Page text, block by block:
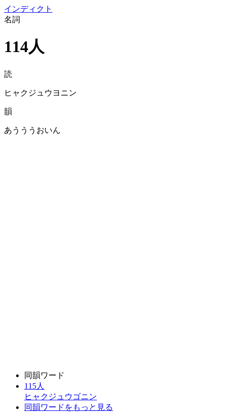
インディクト
名詞
114人
読
ヒャクジュウヨニン
韻
あうううおいん
同韻ワード
115人
ヒャクジュウゴニン
同韻ワードをもっと見る